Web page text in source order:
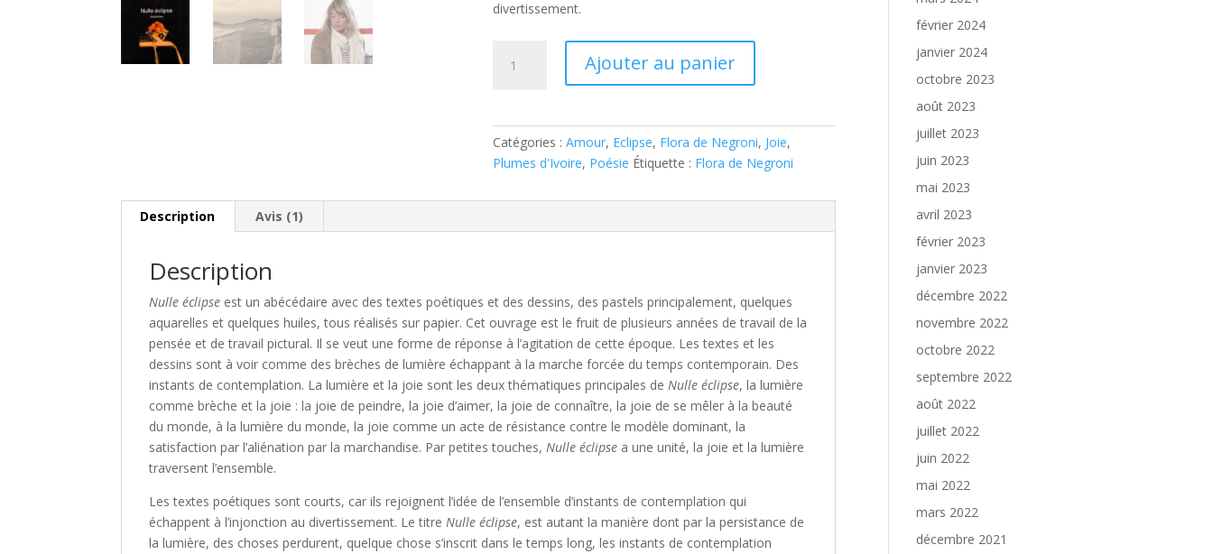
divertissement.
Flora
de
Ajouter au panier
Catégories :Amour, Eclipse, Flora de Negroni, Joie,
Plumes d'Ivoire, Poésie Étiquette : Flora de Negroni
Description Avis (1)
Description
Nulle éclipse est un abécédaire avec des textes poétiques et des dessins, des pastels principalement, quelques
aquarelles et quelques huiles, tous réalisés sur papier. Cet ouvrage est le fruit de plusieurs années de travail de la
pensée et de travail pictural. Il se veut une forme de réponse à l’agitation de cette époque. Les textes et les
dessins sont à voir comme des brèches de lumière échappant à la marche forcée du temps contemporain. Des
instants de contemplation. La lumière et la joie sont les deux thématiques principales deNulle éclipse, la lumière
comme brèche et la joie : la joie de peindre, la joie d’aimer, la joie de connaître, la joie de se mêler à la beauté
du monde, à la lumière du monde, la joie comme un acte de résistance contre le modèle dominant, la
satisfaction par l’aliénation par la marchandise. Par petites touches,Nulle éclipse a une unité, la joie et la lumière
traversent l’ensemble.
Les textes poétiques sont courts, car ils rejoignent l’idée de l’ensemble d’instants de contemplation qui
échappent à l’injonction au divertissement. Le titreNulle éclipse, est autant la manière dont par la persistance de
la lumière, des choses perdurent, quelque chose s’inscrit dans le temps long, les instants de contemplation
février 2024
janvier 2024
octobre 2023
août 2023
juillet 2023
juin 2023
mai 2023
avril 2023
février 2023
janvier 2023
décembre 2022
novembre 2022
octobre 2022
septembre 2022
août 2022
juillet 2022
juin 2022
mai 2022
mars 2022
décembre 2021